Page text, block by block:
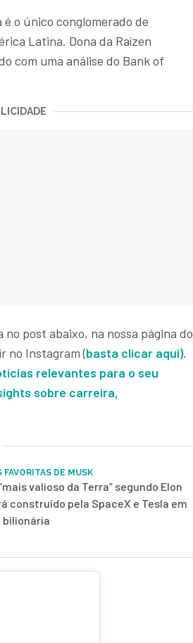
é o único conglomerado de
Latina. Dona da Raízen
com uma análise do Bank of
post abaixo, na nossa página do
no Instagram (basta clicar aqui).
relevantes para o seu
sobre carreira,
FAVORITAS DE MUSK
valioso da Terra” segundo Elon
construído pela SpaceX e Tesla em
bilionária